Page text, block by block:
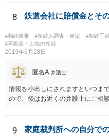
払い義務があります。
8 鉄道会社に賠償金とそ
#相続放棄 #相続人調査・確定 #相続手
#不動産・土地の相続
2019年6月28日
匿名A 弁護士
情報を小出しにされますといつま
ので、後はお近くの弁護士にご相談
9 家庭裁判所への自分で